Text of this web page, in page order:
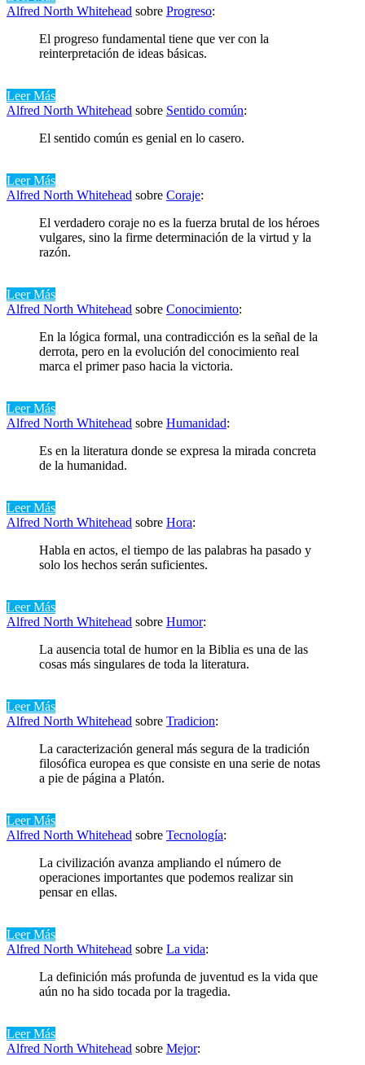
Alfred North Whitehead sobre Progreso:
El progreso fundamental tiene que ver con la
reinterpretación de ideas básicas.
Leer Más
Alfred North Whitehead sobre Sentido común:
El sentido común es genial en lo casero.
Leer Más
Alfred North Whitehead sobre Coraje:
El verdadero coraje no es la fuerza brutal de los héroes
vulgares, sino la firme determinación de la virtud y la
razón.
Leer Más
Alfred North Whitehead sobre Conocimiento:
En la lógica formal, una contradicción es la señal de la
derrota, pero en la evolución del conocimiento real
marca el primer paso hacia la victoria.
Leer Más
Alfred North Whitehead sobre Humanidad:
Es en la literatura donde se expresa la mirada concreta
de la humanidad.
Leer Más
Alfred North Whitehead sobre Hora:
Habla en actos, el tiempo de las palabras ha pasado y
solo los hechos serán suficientes.
Leer Más
Alfred North Whitehead sobre Humor:
La ausencia total de humor en la Biblia es una de las
cosas más singulares de toda la literatura.
Leer Más
Alfred North Whitehead sobre Tradicion:
La caracterización general más segura de la tradición
filosófica europea es que consiste en una serie de notas
a pie de página a Platón.
Leer Más
Alfred North Whitehead sobre Tecnología:
La civilización avanza ampliando el número de
operaciones importantes que podemos realizar sin
pensar en ellas.
Leer Más
Alfred North Whitehead sobre La vida:
La definición más profunda de juventud es la vida que
aún no ha sido tocada por la tragedia.
Leer Más
Alfred North Whitehead sobre Mejor: